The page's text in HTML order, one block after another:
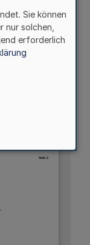
Sie können
nur solchen,
erforderlich